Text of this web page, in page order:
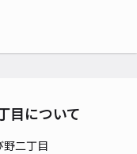
目について
二丁目